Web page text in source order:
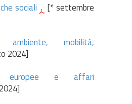
sociali
[* settembre
ambiente, mobilità,
2024]
europee e affari